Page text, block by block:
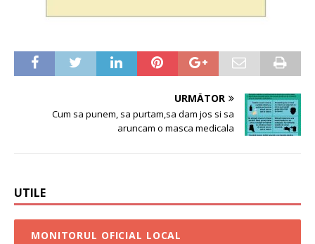
URMĂTOR
Cum sa punem, sa purtam,sa dam jos si sa
aruncam o masca medicala
UTILE
MONITORUL OFICIAL LOCAL